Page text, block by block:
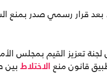
بعد قرار رسمي صدر بمنع
تعزيز القيم بمجلس
قانون منع
الاختلاط بين